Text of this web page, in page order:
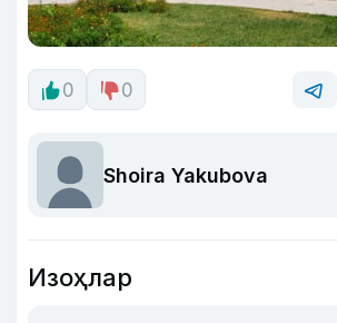
0 0
Shoira Yakubova
Изоҳлар